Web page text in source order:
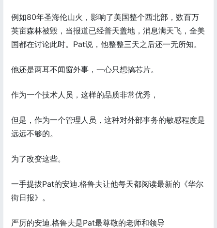
例如80年圣海伦山火，影响了美国整个西北部，数百万
英亩森林被毁，当报道已经普天盖地，消息满天飞，全美
国都在讨论此时。Pat说，他整整三天之后还一无所知。
他还是两耳不闻窗外事，一心只想搞芯片。
作为一个技术人员，这样的品质非常优秀，
但是，作为一个管理人员，这种对外部事务的敏感程度是
远远不够的。
为了改变这些。
一手提拔Pat的安迪.格鲁夫让他每天都阅读最新的《华尔
街日报》。
严厉的安迪.格鲁夫是Pat最尊敬的老师和领导